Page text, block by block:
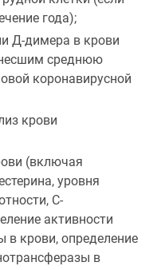
года);
Д-димера в крови
среднюю
коронавирусной
крови
(включая
уровня
C-
активности
в крови, определение
в